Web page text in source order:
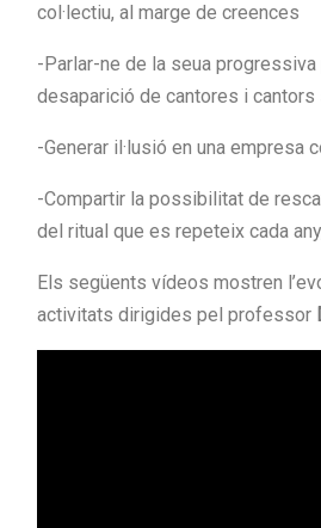
col·lectiu, al marge de creences
-Parlar-ne de la seua progressiva
desaparició de cantores i
-Generar il·lusió en una empresa
-Compartir la possibilitat de
del ritual que es repeteix cada
Els següents vídeos mostren
activitats dirigides pel professor